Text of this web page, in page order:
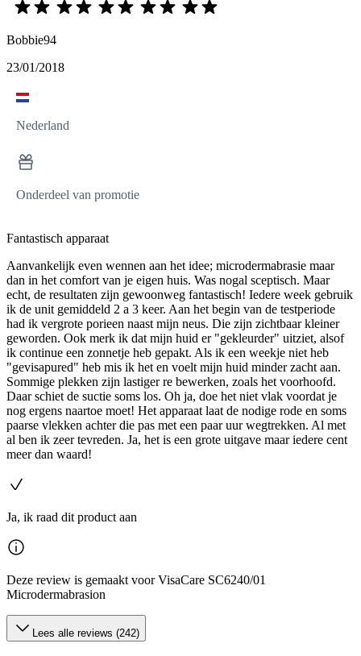
Bobbie94
23/01/2018
Nederland
Onderdeel van promotie
Fantastisch apparaat
Aanvankelijk even wennen aan het idee; microdermabrasie maar
dan in het comfort van je eigen huis. Was nogal sceptisch. Maar
echt, de resultaten zijn gewoonweg fantastisch! Iedere week gebruik
ik de unit gemiddeld 2 a 3 keer. Aan het begin van de testperiode
had ik vergrote porieen naast mijn neus. Die zijn zichtbaar kleiner
geworden. Ook merk ik dat mijn huid er "gekleurder" uitziet, alsof
ik continue een zonnetje heb gepakt. Als ik een weekje niet heb
"gevisapured" heb mis ik het en voelt mijn huid minder zacht aan.
Sommige plekken zijn lastiger re bewerken, zoals het voorhoofd.
Daar schiet de suctie soms los. Oh ja, doe het niet vlak voordat je
nog ergens naartoe moet! Het apparaat laat de nodige rode en soms
paarse vlekken achter die pas met een paar uur wegtrekken. Al met
al ben ik zeer tevreden. Ja, het is een grote uitgave maar iedere cent
meer dan waard!
Ja, ik raad dit product aan
Deze review is gemaakt voor VisaCare SC6240/01
Microdermabrasion
Lees alle reviews (242)